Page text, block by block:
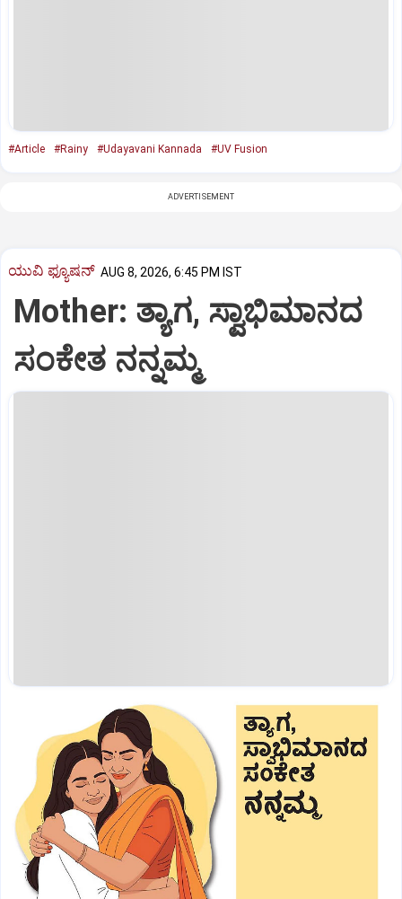
#Article #Rainy #Udayavani Kannada #UV Fusion
ADVERTISEMENT
ಯುವಿ ಫ್ಯೂಷನ್ AUG 8, 2026, 6:45 PM IST
Mother: ತ್ಯಾಗ, ಸ್ವಾಭಿಮಾನದ
ಸಂಕೇತ ನನ್ನಮ್ಮ